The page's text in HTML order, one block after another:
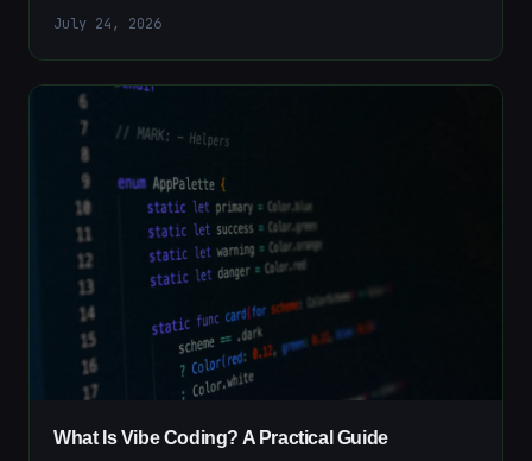
July 24, 2026
What Is Vibe Coding? A Practical Guide